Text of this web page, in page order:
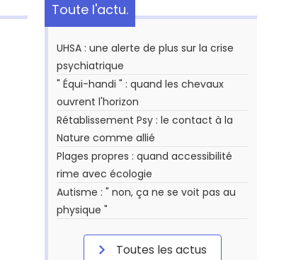
Toute l'actu.
UHSA : une alerte de plus sur la crise
psychiatrique
" Équi-handi " : quand les chevaux
ouvrent l'horizon
Rétablissement Psy : le contact à la
Nature comme allié
Plages propres : quand accessibilité
rime avec écologie
Autisme : " non, ça ne se voit pas au
physique "
Toutes les actus